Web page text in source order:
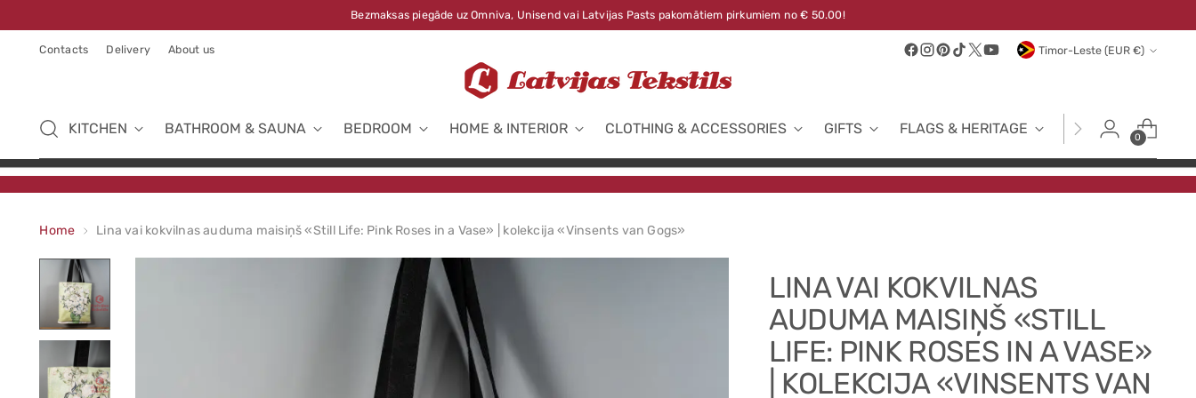
Bezmaksas piegāde uz Omniva, Unisend vai Latvijas Pasts pakomātiem pirkumiem no € 50.00!
Contacts Delivery About us Currency Timor-Leste (EUR €)
KITCHEN BATHROOM & SAUNA BEDROOM HOME & INTERIOR CLOTHING & ACCESSORIES GIFTS FLAGS & HERITAGE FABRICS
0
Home Lina vai kokvilnas auduma maisiņš «Still Life: Pink Roses in a Vase» | kolekcija «Vinsents van Gogs»
LINA VAI KOKVILNAS
AUDUMA MAISIŅŠ «STILL
LIFE: PINK ROSES IN A VASE»
| KOLEKCIJA «VINSENTS VAN